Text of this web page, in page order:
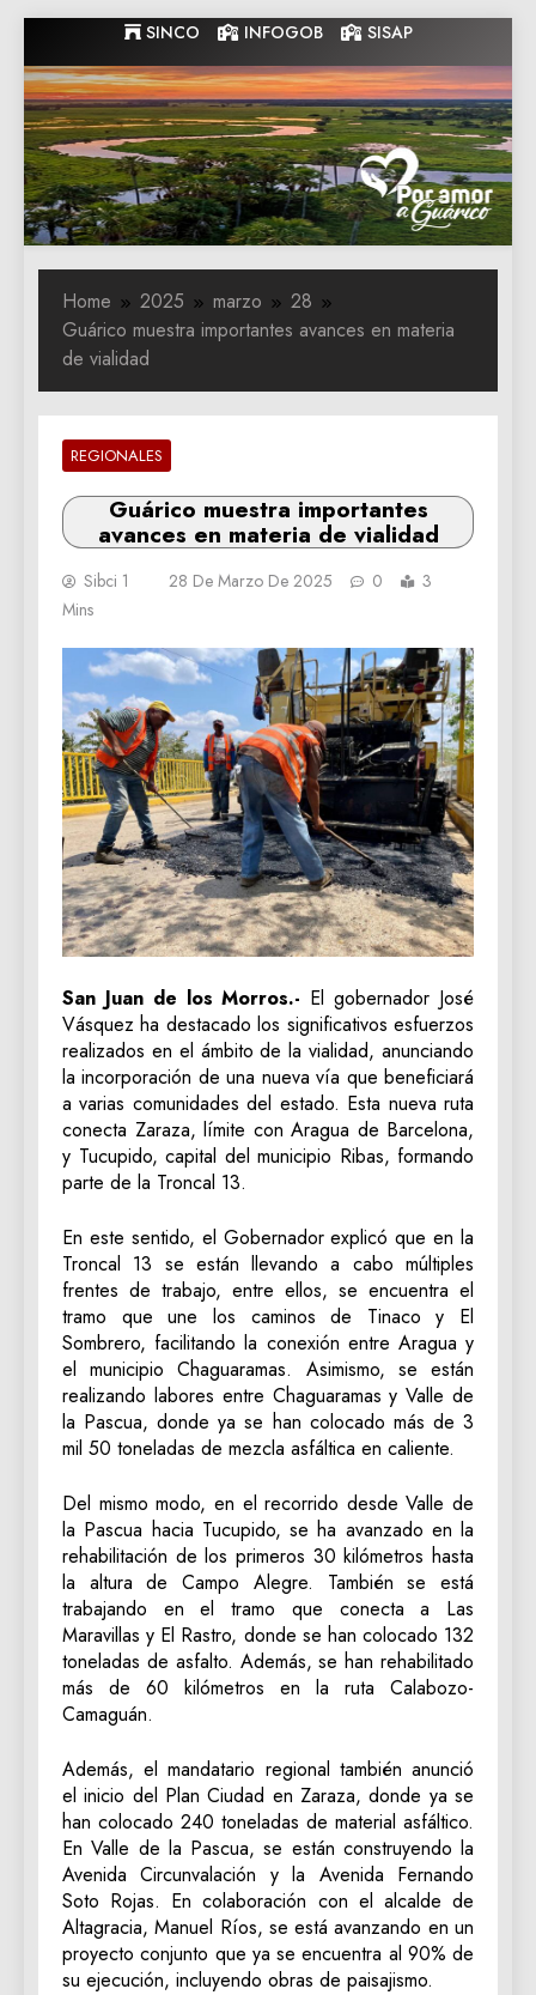
to
content
SINCO INFOGOB SISAP
Gobernacion
de Guarico
Gobernacion de Guarico
Home 2025 marzo
28
Guárico muestra importantes avances en materia
de vialidad
REGIONALES
Guárico muestra importantes
avances en materia de vialidad
Sibci 1 28 De Marzo De 2025 0
3
Mins
San Juan de los Morros.- El gobernador José
Vásquez ha destacado los significativos esfuerzos
realizados en el ámbito de la vialidad, anunciando
la incorporación de una nueva vía que beneficiará
a varias comunidades del estado. Esta nueva ruta
conecta Zaraza, límite con Aragua de Barcelona,
y Tucupido, capital del municipio Ribas, formando
parte de la Troncal 13.
En este sentido, el Gobernador explicó que en la
Troncal 13 se están llevando a cabo múltiples
frentes de trabajo, entre ellos, se encuentra el
tramo que une los caminos de Tinaco y El
Sombrero, facilitando la conexión entre Aragua y
el municipio Chaguaramas. Asimismo, se están
realizando labores entre Chaguaramas y Valle de
la Pascua, donde ya se han colocado más de 3
mil 50 toneladas de mezcla asfáltica en caliente.
Del mismo modo, en el recorrido desde Valle de
la Pascua hacia Tucupido, se ha avanzado en la
rehabilitación de los primeros 30 kilómetros hasta
la altura de Campo Alegre. También se está
trabajando en el tramo que conecta a Las
Maravillas y El Rastro, donde se han colocado 132
toneladas de asfalto. Además, se han rehabilitado
más de 60 kilómetros en la ruta Calabozo-
Camaguán.
Además, el mandatario regional también anunció
el inicio del Plan Ciudad en Zaraza, donde ya se
han colocado 240 toneladas de material asfáltico.
En Valle de la Pascua, se están construyendo la
Avenida Circunvalación y la Avenida Fernando
Soto Rojas. En colaboración con el alcalde de
Altagracia, Manuel Ríos, se está avanzando en un
proyecto conjunto que ya se encuentra al 90% de
su ejecución, incluyendo obras de paisajismo.